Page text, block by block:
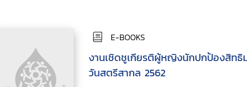
E-BOOKS
งานเชิดชูเกียรติผู้หญิงนักปกป้องสิท
วันสตรีสากล 2562